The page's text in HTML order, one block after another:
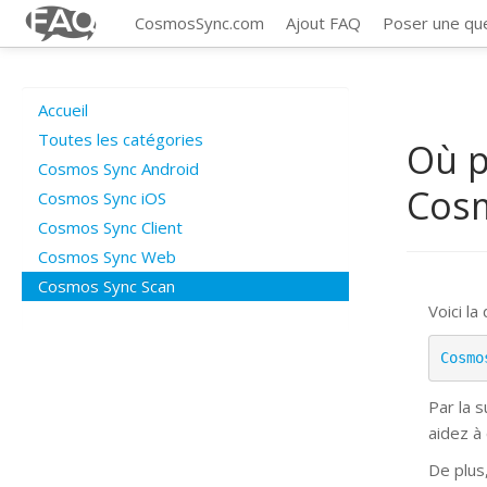
CosmosSync.com Ajout FAQ Poser une
Accueil
Toutes les catégories
Cosmos Sync Android
Cosmos Sync iOS
Cosmos Sync Client
Cosmos Sync Web
Cosmos Sync Scan
Où
Voici la
Par la
aidez
De